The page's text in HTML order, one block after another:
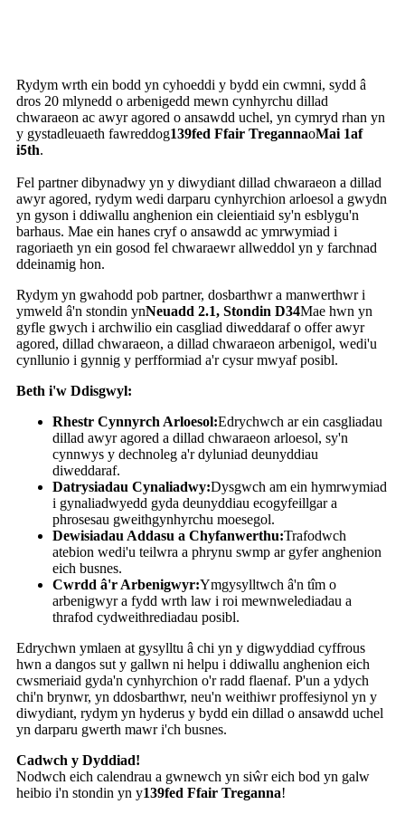
Rydym wrth ein bodd yn cyhoeddi y bydd ein cwmni, sydd â
dros 20 mlynedd o arbenigedd mewn cynhyrchu dillad
chwaraeon ac awyr agored o ansawdd uchel, yn cymryd rhan yn
y gystadleuaeth fawreddog139fed Ffair TregannaoMai 1af
i5th.
Fel partner dibynadwy yn y diwydiant dillad chwaraeon a dillad
awyr agored, rydym wedi darparu cynhyrchion arloesol a gwydn
yn gyson i ddiwallu anghenion ein cleientiaid sy'n esblygu'n
barhaus. Mae ein hanes cryf o ansawdd ac ymrwymiad i
ragoriaeth yn ein gosod fel chwaraewr allweddol yn y farchnad
ddeinamig hon.
Rydym yn gwahodd pob partner, dosbarthwr a manwerthwr i
ymweld â'n stondin ynNeuadd 2.1, Stondin D34Mae hwn yn
gyfle gwych i archwilio ein casgliad diweddaraf o offer awyr
agored, dillad chwaraeon, a dillad chwaraeon arbenigol, wedi'u
cynllunio i gynnig y perfformiad a'r cysur mwyaf posibl.
Beth i'w Ddisgwyl:
Rhestr Cynnyrch Arloesol:Edrychwch ar ein casgliadau
dillad awyr agored a dillad chwaraeon arloesol, sy'n
cynnwys y dechnoleg a'r dyluniad deunyddiau
diweddaraf.
Datrysiadau Cynaliadwy:Dysgwch am ein hymrwymiad
i gynaliadwyedd gyda deunyddiau ecogyfeillgar a
phrosesau gweithgynhyrchu moesegol.
Dewisiadau Addasu a Chyfanwerthu:Trafodwch
atebion wedi'u teilwra a phrynu swmp ar gyfer anghenion
eich busnes.
Cwrdd â'r Arbenigwyr:Ymgysylltwch â'n tîm o
arbenigwyr a fydd wrth law i roi mewnwelediadau a
thrafod cydweithrediadau posibl.
Edrychwn ymlaen at gysylltu â chi yn y digwyddiad cyffrous
hwn a dangos sut y gallwn ni helpu i ddiwallu anghenion eich
cwsmeriaid gyda'n cynhyrchion o'r radd flaenaf. P'un a ydych
chi'n brynwr, yn ddosbarthwr, neu'n weithiwr proffesiynol yn y
diwydiant, rydym yn hyderus y bydd ein dillad o ansawdd uchel
yn darparu gwerth mawr i'ch busnes.
Cadwch y Dyddiad!
Nodwch eich calendrau a gwnewch yn siŵr eich bod yn galw
heibio i'n stondin yn y139fed Ffair Treganna!